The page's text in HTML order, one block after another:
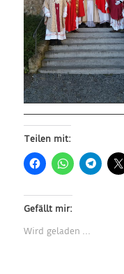
Teilen mit:
Gefällt mir:
Wird geladen …